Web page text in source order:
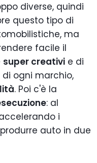
diverse, quindi
questo tipo di
ma
facile il
super creativi e di
ogni marchio,
. Poi c'è la
: al
i
auto in due